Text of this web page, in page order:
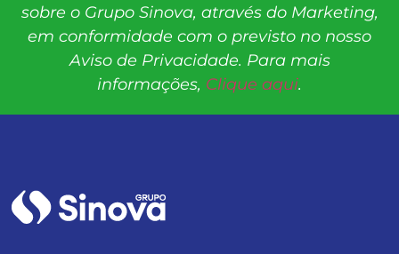
sobre o Grupo Sinova, através do Marketing,
em conformidade com o previsto no nosso
Aviso de Privacidade. Para mais
informações, Clique aqui.